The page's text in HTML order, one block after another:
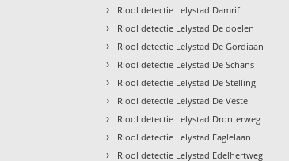
› Riool detectie Lelystad Damrif
› Riool detectie Lelystad De doelen
› Riool detectie Lelystad De Gordiaan
› Riool detectie Lelystad De Schans
› Riool detectie Lelystad De Stelling
› Riool detectie Lelystad De Veste
› Riool detectie Lelystad Dronterweg
› Riool detectie Lelystad Eaglelaan
› Riool detectie Lelystad Edelhertweg